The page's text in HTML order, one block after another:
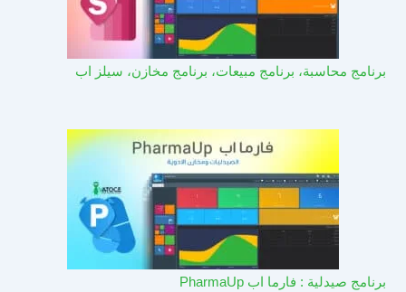
برنامج محاسبة، برنامج مبيعات، برنامج مخازن، سيلز اب
برنامج صيدلية : فارما اب PharmaUp​